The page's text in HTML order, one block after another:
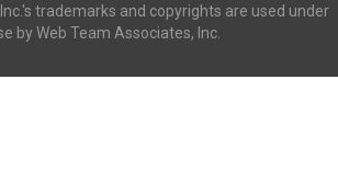
trademarks and copyrights are used under
by Web Team Associates, Inc.